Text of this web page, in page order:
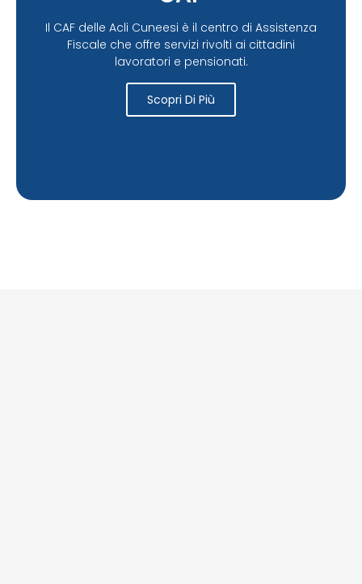
Il CAF delle Acli Cuneesi è il centro di Assistenza
Fiscale che offre servizi rivolti ai cittadini
lavoratori e pensionati.
Scopri Di Più